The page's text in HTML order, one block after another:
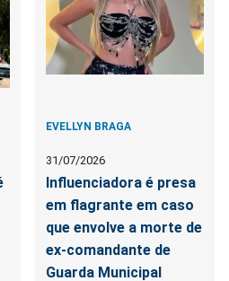
EVELLYN BRAGA
31/07/2026
Influenciadora é presa
em flagrante em caso
que envolve a morte de
ex-comandante de
Guarda Municipal